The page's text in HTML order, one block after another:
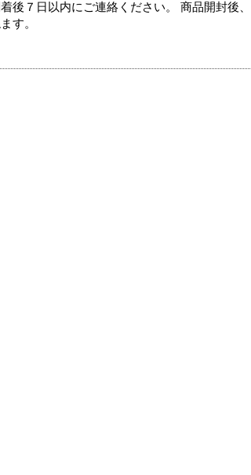
後７日以内にご連絡ください。 商品開封後
す。